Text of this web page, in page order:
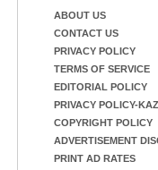
ABOUT US
CONTACT US
PRIVACY POLICY
TERMS OF SERVICE
EDITORIAL POLICY
PRIVACY POLICY-
COPYRIGHT POLICY
ADVERTISEMENT
PRINT AD RATES